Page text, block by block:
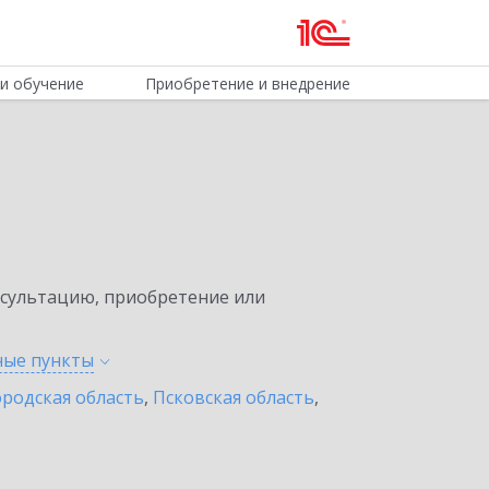
обучение Приобретение и внедрение
приобретение или
пункты
область, Псковская область,